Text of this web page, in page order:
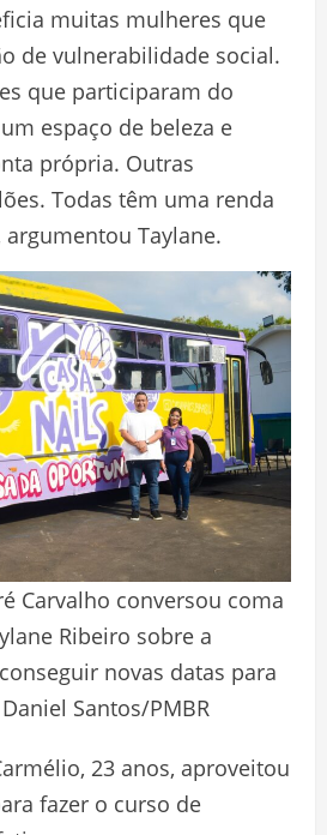
muitas mulheres que
de vulnerabilidade social.
que participaram do
espaço de beleza e
própria. Outras
Todas têm uma renda
Taylane.
Carvalho conversou coma
Ribeiro sobre a
novas datas para
Santos/PMBR
23 anos, aproveitou
fazer o curso de